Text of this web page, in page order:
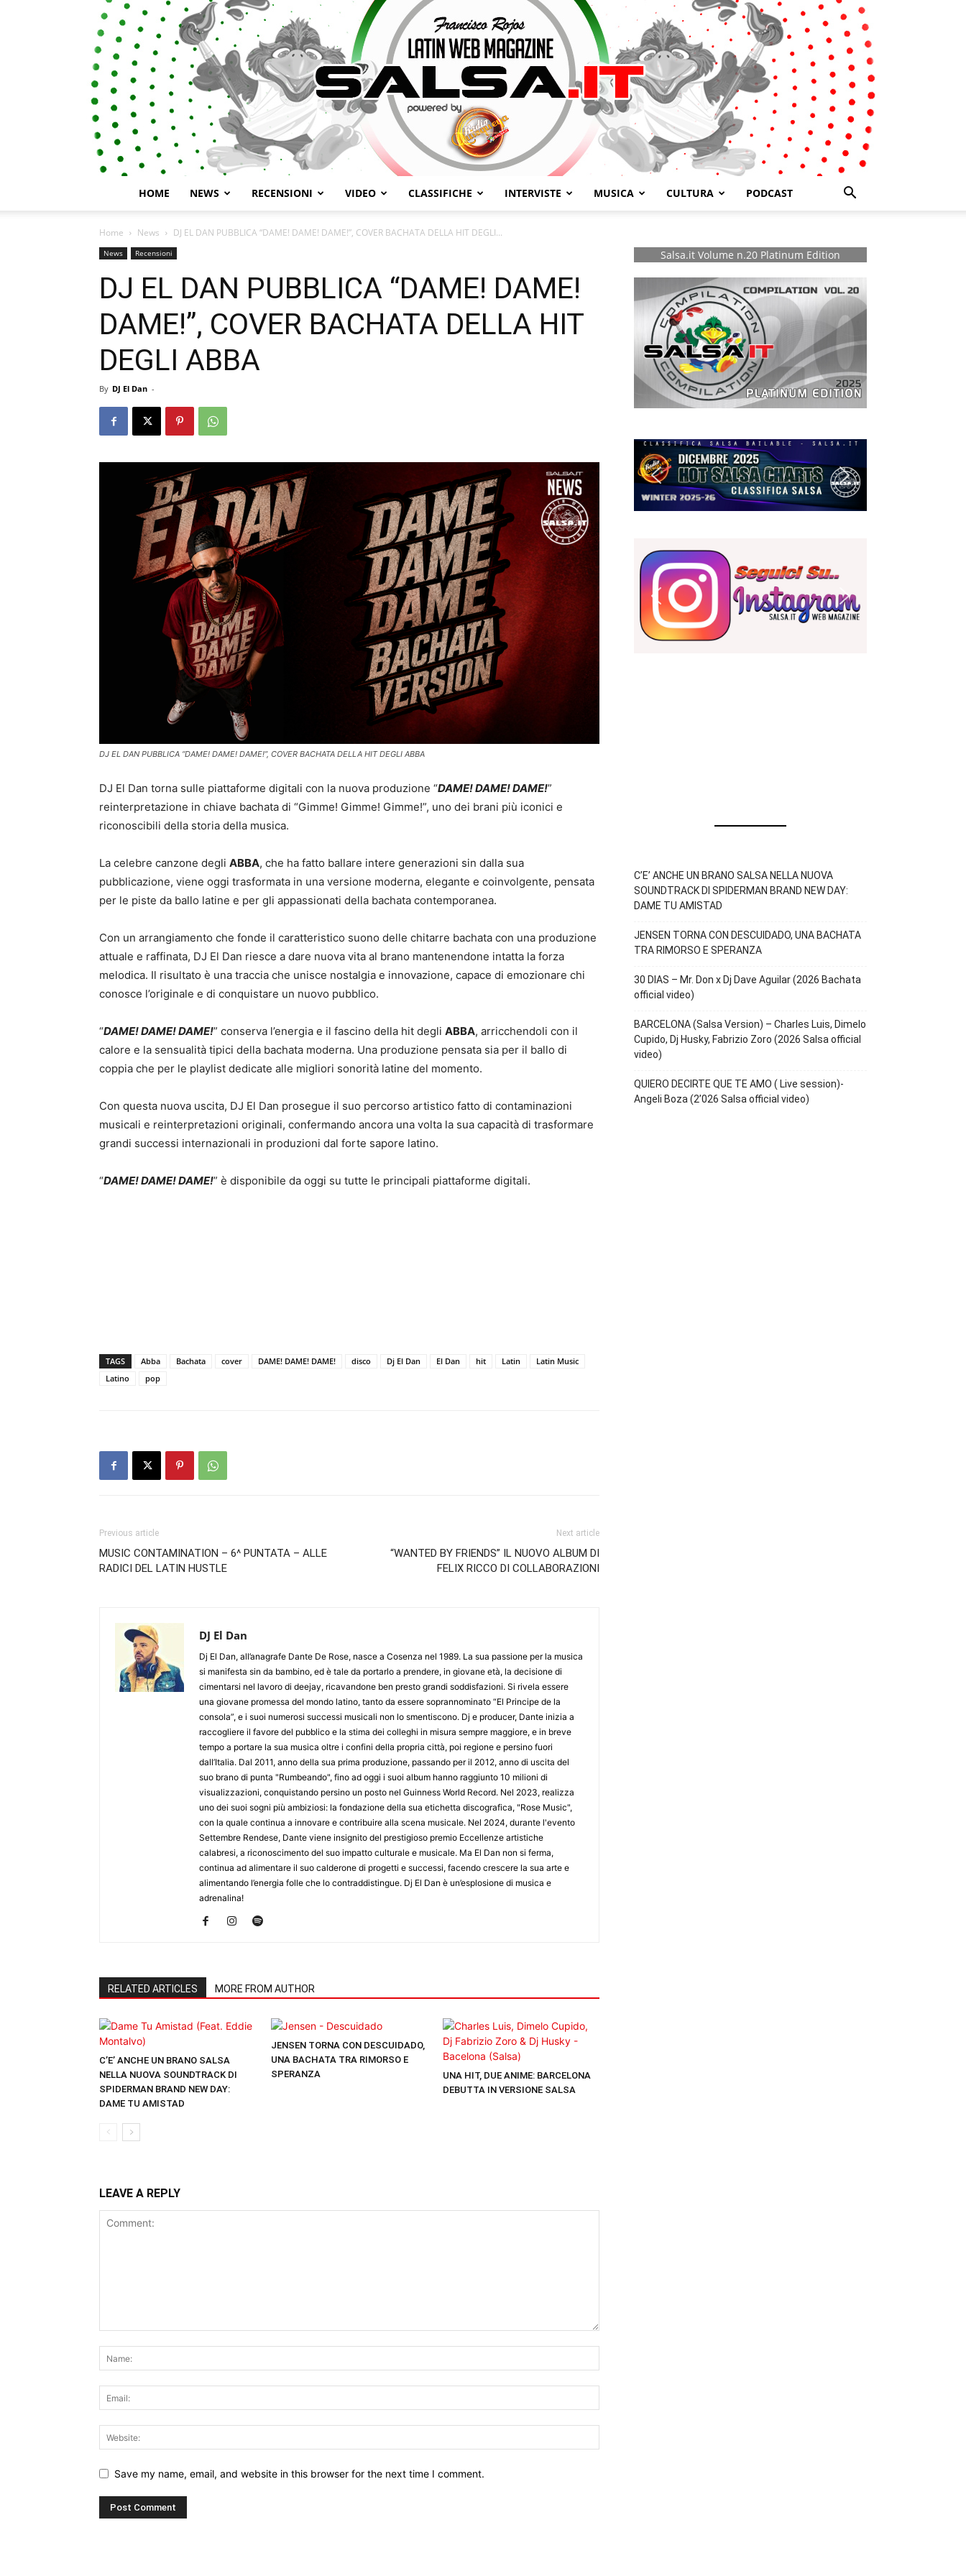
HOME NEWS RECENSIONI VIDEO CLASSIFICHE INTERVISTE MUSICA CULTURA PODCAST
Home News DJ EL DAN PUBBLICA “DAME! DAME! DAME!”, COVER BACHATA DELLA HIT DEGLI...
News Recensioni
DJ EL DAN PUBBLICA “DAME! DAME!
DAME!”, COVER BACHATA DELLA HIT
DEGLI ABBA
By DJ El Dan -
DJ EL DAN PUBBLICA “DAME! DAME! DAME!”, COVER BACHATA DELLA HIT DEGLI ABBA
DJ El Dan torna sulle piattaforme digitali con la nuova produzione “DAME! DAME! DAME!”
reinterpretazione in chiave bachata di “Gimme! Gimme! Gimme!”, uno dei brani più iconici e
riconoscibili della storia della musica.
La celebre canzone degli ABBA, che ha fatto ballare intere generazioni sin dalla sua
pubblicazione, viene oggi trasformata in una versione moderna, elegante e coinvolgente, pensata
per le piste da ballo latine e per gli appassionati della bachata contemporanea.
Con un arrangiamento che fonde il caratteristico suono delle chitarre bachata con una produzione
attuale e raffinata, DJ El Dan riesce a dare nuova vita al brano mantenendone intatta la forza
melodica. Il risultato è una traccia che unisce nostalgia e innovazione, capace di emozionare chi
conosce l’originale e di conquistare un nuovo pubblico.
“DAME! DAME! DAME!” conserva l’energia e il fascino della hit degli ABBA, arricchendoli con il
calore e la sensualità tipici della bachata moderna. Una produzione pensata sia per il ballo di
coppia che per le playlist dedicate alle migliori sonorità latine del momento.
Con questa nuova uscita, DJ El Dan prosegue il suo percorso artistico fatto di contaminazioni
musicali e reinterpretazioni originali, confermando ancora una volta la sua capacità di trasformare
grandi successi internazionali in produzioni dal forte sapore latino.
“DAME! DAME! DAME!” è disponibile da oggi su tutte le principali piattaforme digitali.
TAGS Abba Bachata cover DAME! DAME! DAME! disco Dj El Dan El Dan hit Latin
Latin Music
Latino
pop
Previous article
MUSIC CONTAMINATION – 6^ PUNTATA – ALLE
RADICI DEL LATIN HUSTLE
Next article
“WANTED BY FRIENDS” IL NUOVO ALBUM DI
FELIX RICCO DI COLLABORAZIONI
DJ El Dan
Dj El Dan, all’anagrafe Dante De Rose, nasce a Cosenza nel 1989. La sua passione per la musica
si manifesta sin da bambino, ed è tale da portarlo a prendere, in giovane età, la decisione di
cimentarsi nel lavoro di deejay, ricavandone ben presto grandi soddisfazioni. Si rivela essere
una giovane promessa del mondo latino, tanto da essere soprannominato “El Principe de la
consola”, e i suoi numerosi successi musicali non lo smentiscono. Dj e producer, Dante inizia a
raccogliere il favore del pubblico e la stima dei colleghi in misura sempre maggiore, e in breve
tempo a portare la sua musica oltre i confini della propria città, poi regione e persino fuori
dall’Italia. Dal 2011, anno della sua prima produzione, passando per il 2012, anno di uscita del
suo brano di punta "Rumbeando", fino ad oggi i suoi album hanno raggiunto 10 milioni di
visualizzazioni, conquistando persino un posto nel Guinness World Record. Nel 2023, realizza
uno dei suoi sogni più ambiziosi: la fondazione della sua etichetta discografica, "Rose Music",
con la quale continua a innovare e contribuire alla scena musicale. Nel 2024, durante l'evento
Settembre Rendese, Dante viene insignito del prestigioso premio Eccellenze artistiche
calabresi, a riconoscimento del suo impatto culturale e musicale. Ma El Dan non si ferma,
continua ad alimentare il suo calderone di progetti e successi, facendo crescere la sua arte e
alimentando l’energia folle che lo contraddistingue. Dj El Dan è un’esplosione di musica e
adrenalina!
RELATED ARTICLES MORE FROM AUTHOR
C’E’ ANCHE UN BRANO SALSA
NELLA NUOVA SOUNDTRACK DI
SPIDERMAN BRAND NEW DAY:
DAME TU AMISTAD
JENSEN TORNA CON DESCUIDADO,
UNA BACHATA TRA RIMORSO E
SPERANZA
UNA HIT, DUE ANIME: BARCELONA
DEBUTTA IN VERSIONE SALSA
LEAVE A REPLY
Save my name, email, and website in this browser for the next time I comment.
Salsa.it Volume n.20 Platinum Edition
C’E’ ANCHE UN BRANO SALSA NELLA NUOVA
SOUNDTRACK DI SPIDERMAN BRAND NEW DAY:
DAME TU AMISTAD
JENSEN TORNA CON DESCUIDADO, UNA BACHATA
TRA RIMORSO E SPERANZA
30 DIAS – Mr. Don x Dj Dave Aguilar (2026 Bachata
official video)
BARCELONA (Salsa Version) – Charles Luis, Dimelo
Cupido, Dj Husky, Fabrizio Zoro (2026 Salsa official
video)
QUIERO DECIRTE QUE TE AMO ( Live session)-
Angeli Boza (2’026 Salsa official video)